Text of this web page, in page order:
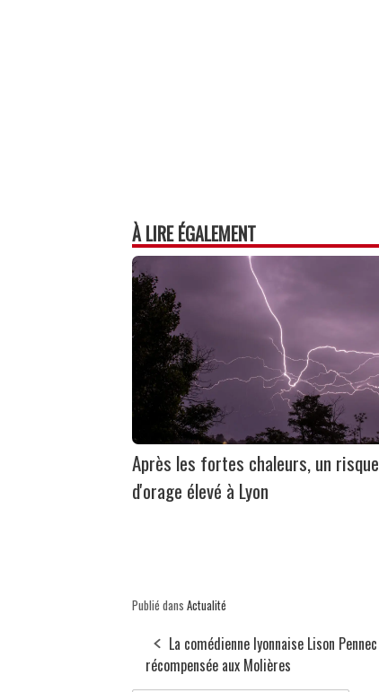
À LIRE ÉGALEMENT
Après les fortes chaleurs, un risque
d'orage élevé à Lyon
Publié dans Actualité
La comédienne lyonnaise Lison Pennec
récompensée aux Molières